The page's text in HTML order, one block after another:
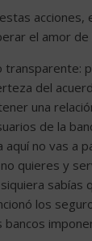
acciones,
el amor de
transparente:
del
una
de la
no vas a
quieres y
sabías
los